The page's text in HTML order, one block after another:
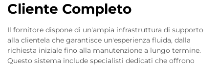
Cliente Completo
Il fornitore dispone di un'ampia infrastruttura di supporto
alla clientela che garantisce un'esperienza fluida, dalla
richiesta iniziale fino alla manutenzione a lungo termine.
Questo sistema include specialisti dedicati che offrono